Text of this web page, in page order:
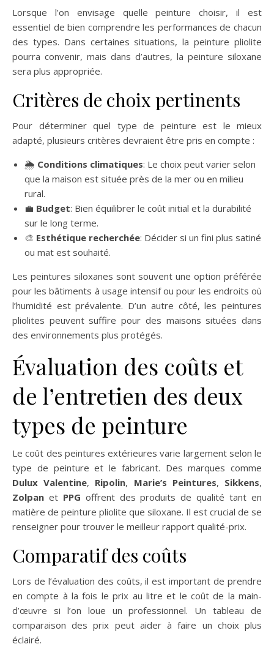
Lorsque l’on envisage quelle peinture choisir, il est
essentiel de bien comprendre les performances de chacun
des types. Dans certaines situations, la peinture pliolite
pourra convenir, mais dans d’autres, la peinture siloxane
sera plus appropriée.
Critères de choix pertinents
Pour déterminer quel type de peinture est le mieux
adapté, plusieurs critères devraient être pris en compte :
🌦️ Conditions climatiques: Le choix peut varier selon
que la maison est située près de la mer ou en milieu
rural.
💼 Budget: Bien équilibrer le coût initial et la durabilité
sur le long terme.
🎨 Esthétique recherchée: Décider si un fini plus satiné
ou mat est souhaité.
Les peintures siloxanes sont souvent une option préférée
pour les bâtiments à usage intensif ou pour les endroits où
l’humidité est prévalente. D’un autre côté, les peintures
pliolites peuvent suffire pour des maisons situées dans
des environnements plus protégés.
Évaluation des coûts et
de l’entretien des deux
types de peinture
Le coût des peintures extérieures varie largement selon le
type de peinture et le fabricant. Des marques comme
Dulux Valentine, Ripolin, Marie’s Peintures, Sikkens,
Zolpan et PPG offrent des produits de qualité tant en
matière de peinture pliolite que siloxane. Il est crucial de se
renseigner pour trouver le meilleur rapport qualité-prix.
Comparatif des coûts
Lors de l’évaluation des coûts, il est important de prendre
en compte à la fois le prix au litre et le coût de la main-
d’œuvre si l’on loue un professionnel. Un tableau de
comparaison des prix peut aider à faire un choix plus
éclairé.